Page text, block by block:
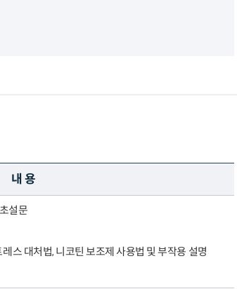
내 용
설문
스 대처법, 니코틴 보조제 사용법 및 부작용 설명